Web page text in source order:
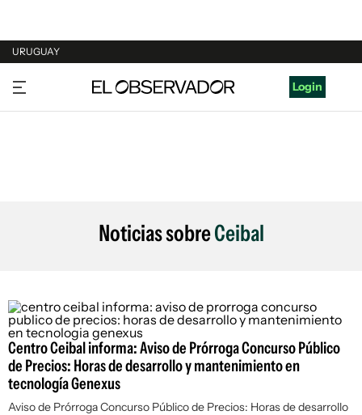
URUGUAY
URUGUAY
ARGENTINA
Login
Noticias sobreCeibal
Centro Ceibal informa: Aviso de Prórroga Concurso Público
de Precios: Horas de desarrollo y mantenimiento en
tecnología Genexus
Aviso de Prórroga Concurso Público de Precios: Horas de desarrollo